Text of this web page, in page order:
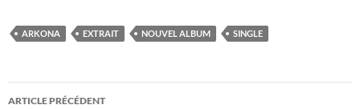
ARKONA EXTRAIT NOUVEL ALBUM SINGLE
Navigation
ARTICLE PRÉCÉDENT